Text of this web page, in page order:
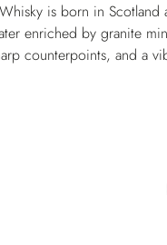
is born in
enriched by granite
counterpoints, and a